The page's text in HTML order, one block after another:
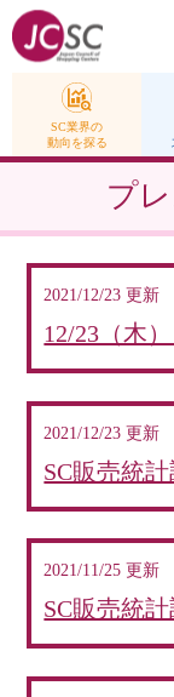
SC業界の
動向を探る
プ
2021/12/23 更新
12/23（木
2021/12/23 更新
SC販売統
2021/11/25 更新
SC販売統